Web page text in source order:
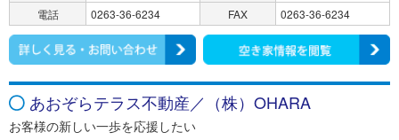
電話
0263-36-6234 FAX 0263-36-6234
あおぞらテラス不動産／（株）OHARA
お客様の新しい一歩を応援したい